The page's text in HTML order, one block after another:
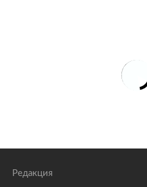
Редакция